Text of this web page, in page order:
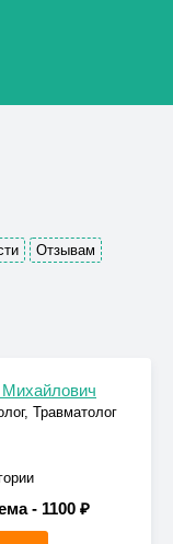
Отзывам
Травматолог
- 1100 ₽